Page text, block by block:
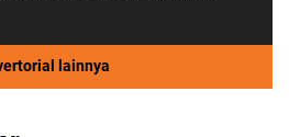
lainnya